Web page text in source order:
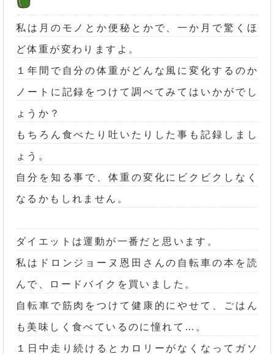
私は月のモノとか便秘とかで、一か月で驚くほ
ど体重が変わりますよ。
１年間で自分の体重がどんな風に変化するのか
ノートに記録をつけて調べてみてはいかがでし
ょうか？
もちろん食べたり吐いたりした事も記録しまし
ょう。
自分を知る事で、体重の変化にビクビクしなく
なるかもしれません。
ダイエットは運動が一番だと思います。
私はドロンジョーヌ恩田さんの自転車の本を読
んで、ロードバイクを買いました。
自転車で筋肉をつけて健康的にやせて、ごはん
も美味しく食べているのに憧れて…。
１日中走り続けるとカロリーがなくなってガソ